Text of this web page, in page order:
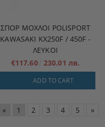
ΣΠΟΡ ΜΟΧΛΟΊ POLISPORT
KAWASAKI KX250F / 450F -
ΛΕΥΚΟΙ
€117.60
230.01 лв.
ADD TO CART
« 1 2 3 4 5 »